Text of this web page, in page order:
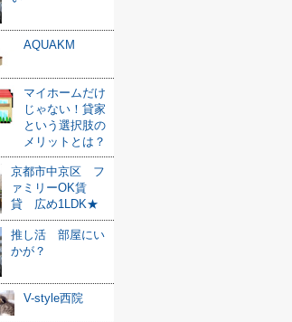
AQUAKM
マイホームだけ
じゃない！貸家
という選択肢の
メリットとは？
京都市中京区 フ
ァミリーOK賃
貸 広め1LDK★
推し活 部屋にい
かが？
V-style西院